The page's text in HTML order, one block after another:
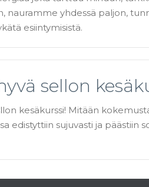
nauramme yhdessä paljon,
esiintymisistä.
sellon
kesäkurssi! Mitään
edistyttiin sujuvasti ja päästiin